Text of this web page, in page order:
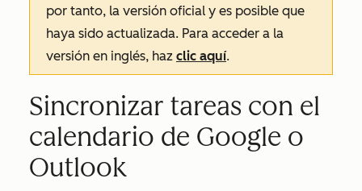
por tanto, la versión oficial y es posible que
haya sido actualizada. Para acceder a la
versión en inglés, haz clic aquí.
Sincronizar tareas con el
calendario de Google o
Outlook